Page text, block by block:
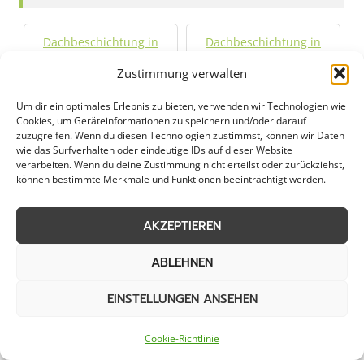
Zustimmung verwalten
Um dir ein optimales Erlebnis zu bieten, verwenden wir Technologien wie
Cookies, um Geräteinformationen zu speichern und/oder darauf
zuzugreifen. Wenn du diesen Technologien zustimmst, können wir Daten
wie das Surfverhalten oder eindeutige IDs auf dieser Website
verarbeiten. Wenn du deine Zustimmung nicht erteilst oder zurückziehst,
können bestimmte Merkmale und Funktionen beeinträchtigt werden.
AKZEPTIEREN
ABLEHNEN
EINSTELLUNGEN ANSEHEN
Cookie-Richtlinie
Dachbeschichtung in
Dachbeschichtung in
Dachbeschichtung in
Bad Münstereifel
Dachbeschichtung in
Baesweiler
Dachbeschichtung in
Bedburg
Dachbeschichtung in
Brühl
Dachbeschichtung in
Dachbeschichtung in
Dachbeschichtung in
Dachbeschichtung in